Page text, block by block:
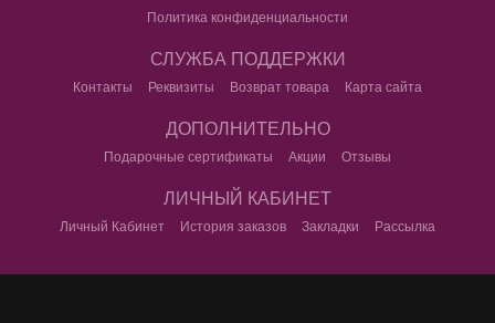
Политика конфиденциальности
СЛУЖБА ПОДДЕРЖКИ
Контакты Реквизиты Возврат товара Карта сайта
ДОПОЛНИТЕЛЬНО
Подарочные сертификаты Акции Отзывы
ЛИЧНЫЙ КАБИНЕТ
Личный Кабинет История заказов Закладки Рассылка